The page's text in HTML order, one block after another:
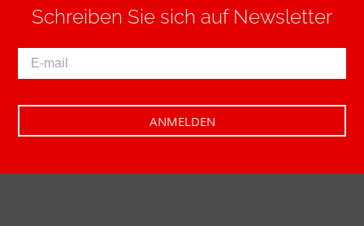
Schreiben Sie sich auf Newsletter